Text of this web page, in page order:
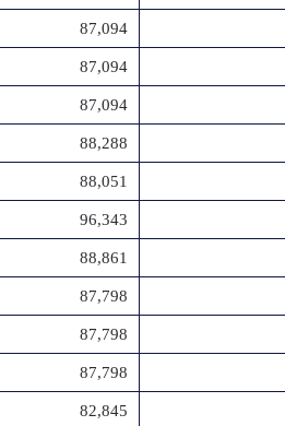
87,094
87,094
87,094
88,288
88,051
96,343
88,861
87,798
87,798
87,798
82,845